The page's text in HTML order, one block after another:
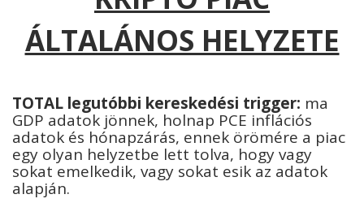
ÁLTALÁNOS HELYZETE
TOTAL legutóbbi kereskedési trigger: ma
GDP adatok jönnek, holnap PCE inflációs
adatok és hónapzárás, ennek örömére a piac
egy olyan helyzetbe lett tolva, hogy vagy
sokat emelkedik, vagy sokat esik az adatok
alapján.